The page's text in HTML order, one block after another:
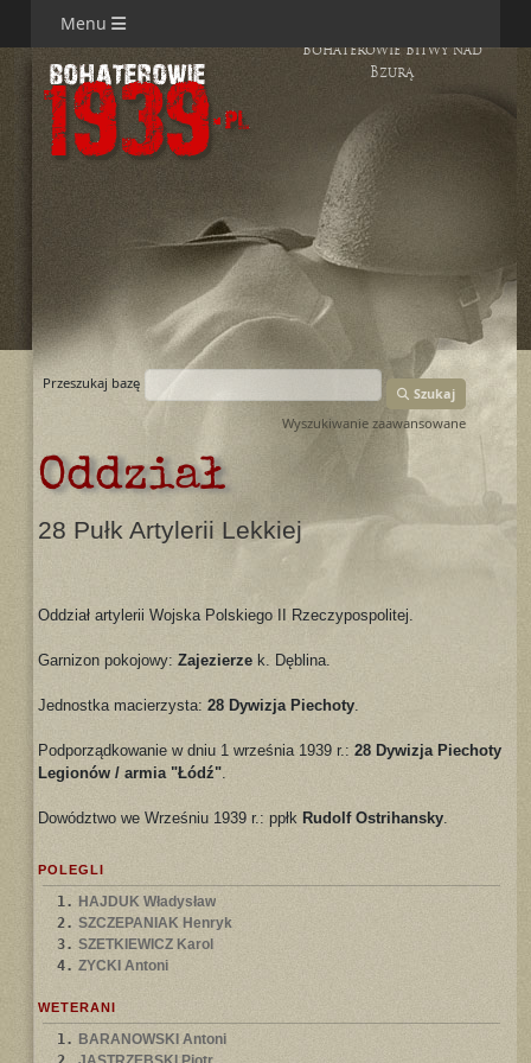
Menu
Bohaterowie Bitwy nad
Bzurą
Przeszukaj bazę
Szukaj
Wyszukiwanie zaawansowane
Oddział
28 Pułk Artylerii Lekkiej
Oddział artylerii Wojska Polskiego II Rzeczypospolitej.
Garnizon pokojowy: Zajezierze k. Dęblina.
Jednostka macierzysta: 28 Dywizja Piechoty.
Podporządkowanie w dniu 1 września 1939 r.: 28 Dywizja Piechoty
Legionów / armia "Łódź".
Dowództwo we Wrześniu 1939 r.: ppłk Rudolf Ostrihansky.
POLEGLI
1. HAJDUK Władysław
2. SZCZEPANIAK Henryk
3. SZETKIEWICZ Karol
4. ZYCKI Antoni
WETERANI
1. BARANOWSKI Antoni